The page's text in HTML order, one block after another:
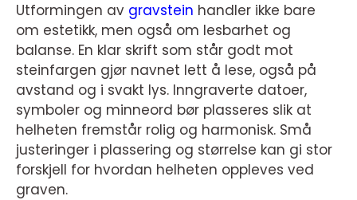
Utformingen av gravstein handler ikke bare
om estetikk, men også om lesbarhet og
balanse. En klar skrift som står godt mot
steinfargen gjør navnet lett å lese, også på
avstand og i svakt lys. Inngraverte datoer,
symboler og minneord bør plasseres slik at
helheten fremstår rolig og harmonisk. Små
justeringer i plassering og størrelse kan gi stor
forskjell for hvordan helheten oppleves ved
graven.